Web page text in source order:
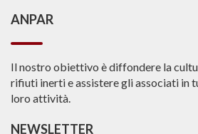
ANPAR
Il nostro obiettivo è diffondere la
rifiuti inerti e assistere gli associati in
loro attività.
NEWSLETTER